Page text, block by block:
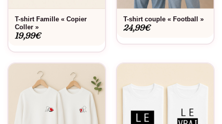
T-shirt Famille « Copier
Coller »
19,99€
T-shirt couple « Football »
24,99€